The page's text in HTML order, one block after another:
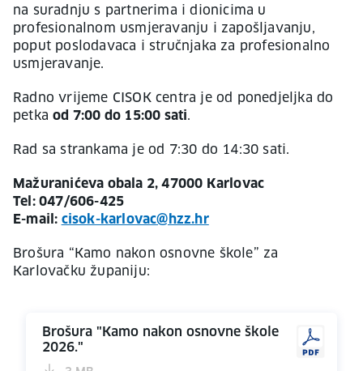
na suradnju s partnerima i dionicima u
profesionalnom usmjeravanju i zapošljavanju,
poput poslodavaca i stručnjaka za profesionalno
usmjeravanje.
Radno vrijeme CISOK centra je od ponedjeljka do
petkaod 7:00 do 15:00 sati.
Rad sa strankama je od 7:30 do 14:30 sati.
Mažuranićeva obala 2, 47000 Karlovac
Tel: 047/606-425
E-mail: cisok-karlovac@hzz.hr
Brošura “Kamo nakon osnovne škole” za
Karlovačku županiju:
Brošura "Kamo nakon osnovne škole
2026."